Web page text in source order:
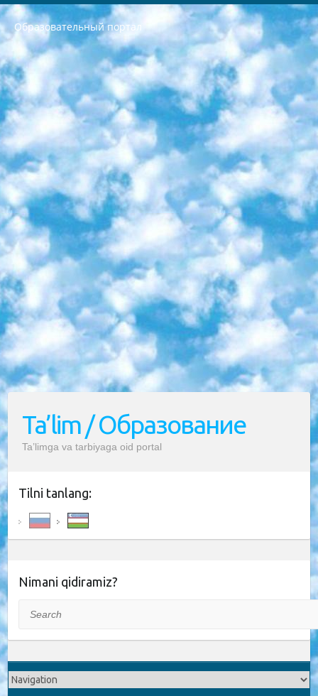
Образовательный портал
РЕСПУБЛИКА УЗБЕКИСТАН МИНИСТРЕРСТВО ДОШКОЛЬНОГО И ШКОЛЬНОГО ОБРАЗОВАНИЯ КОМАНДА в общеобразовательных учреждениях в 2023-2024 учебном году организация и проведение итоговой государственной аттестации обучающихся о Министра дошкольного и школьного образования Республики Узбекистан от 4 марта 2008 года (постановлением Минюста от 20 марта 2008 года № 1778 государственной регистрации) «Итоговое состояние учащихся общего среднего образования на основании положения об утверждении положения об аттестации общего среднего образования выпускной экзамен студентов в образовательных учреждениях в 2023-2024 учебном году В целях организации и прохождения аттестации приказываю: 1. Следующее: перечень предметов, по которым будет проводиться итоговая государственная аттестация и экзамен формы перевода согласно приложению 1; сертификаты международного образца, оценивающие уровень владения иностранными языками перечень согласно приложению 2; 2. Педагогический при специализированных образовательных учреждениях. научно-практический центр квалификации и международной оценки (Д.Давидова) 2024 г. До 25 марта: задания по предметам, по которым будет проводиться итоговая аттестация разработка и утверждение технических условий; итоговая аттестация на основании разработанного предметного задания разработка вопросов по предметам (устно и письменно), экзамен передача; общеобразовательные средние школы и специальные учебные заведения учащиеся выпускных классов школ и интернатов в агентской системе подготовка базы данных экзаменационных материалов и критериев оценки; перевод базы экзаменационных материалов на все языки обучения подать в Республиканский образовательный центр для изготовления; варианты экзаменов на основе разработанных контрольных материалов пусть будут поставлены задачи формирования. 3. Республиканский образовательный центр (Ш.Худайкулов) до 5 апреля 2024 года. до: база данных предоставленных экзаменационных материалов на все языки обучения перевод и экспертиза; для слепых, слабовидящих, глухих, слабослышащих и умственно отсталых детей учащиеся выпускных классов специализированных школ и школ-интернатов база данных экзаменационных материалов на всех преподаваемых языках подготовка критериев оценки; специализированные школы для умственно отсталых детей и технологии для учащихся выпускных классов школ-интернатов разработка соответствующих рекомендаций и критериев проведения ЕГЭ по естествознанию давать задания. 4. Педагогический при специализированных образовательных учреждениях. Научно-практический центр навыков и международной оценки (Д.Давидова), Республика образовательный центр (Худайкулов Ш.) итоговый государственный аттестационный экзамен ориентирован на творческое и логическое мышление при подготовке базы материалов учитывать введение заданий. 5. Следует отметить, что: сертификат государственного образца о знании общеобразовательного предмета и как минимум национальный уровень B1 по предметам на иностранных языках, указанным в Приложении 2. или международно признанный сертификат эквивалентного уровня студенты, изучающие определенный предмет, освобождаются от экзамена; по соответствующим предметам запланирована итоговая государственная аттестация за день до дня, путем жеребьевки Рабочей группой (в письменной форме по предметам, проводимым в форме) из числа сформированных вариантов выбрано 2 варианта; 2 выбранных варианта экзамена анонсированы на официальном сайте министерства и все выпускники по всей стране на основе этих вариантов проводит итоговую государственную аттестацию. 6. Государственное образование учащихся средних общеобразовательных учреждений. знания в соответствии с квалификационными требованиями, которые необходимо приобрести на основании стандартов итоговый (выпускной) контроль для 9 и 11 классов в целях тестирования Экзамены (далее – экзамены) состоят из предметов, перечисленных в приложении 1. будет сделано. 7. Экзамены пройдут с 26 мая по 15 июня 2024 г. (кроме науки физического воспитания). 8. Физическая для учащихся 9 классов общесредних образовательных учреждений. Экзамены по предмету «Образование, квалификация медицина» 1-6 мая 2024 года. сотрудники перевести под присмотр (с отклонениями в физическом или умственном развитии) специализированная школа для детей, школы-интернаты и со сколиозом школы-интернаты санаторного типа для больных детей исключены). 9. Он был слепым, слабовидящим и имел нарушения опорно-двигательного аппарата. экзамены в специализированных школах и интернатах для детей должны проводиться исходя из требований, предъявляемых к общеобразовательным учреждениям (физкультура кроме науки). 10. Специализированная школа для глухих и слабослышащих детей. и экзамены в интернатах и быть реализован в виде письменного теста по математике. 11. Специальность для умственно отсталых детей. Для 9 класса Родной язык и литературное письмо Государственный язык (язык обучения – узбекский). для неклассов) написано Математическое письмо Письменная/устная история Узбекистана Физическое воспитание практично Итоговый контроль Для 11 класса Написание родного языка и литературы (эссе) Математическое письмо Узбекский язык (обучение на узбекском языке) не посещающее общее среднее образование для учреждений)/Образовательное учреждение выбор письменный и устный Иностранный язык письменный/устный Письменная/устная история Узбекистана *По выбору студента:  Химия  Физика  Основы государственного права  География 10 бесплатных образовательных ресурсов - Мы составили подборку онлайн-проектов с интерактивными упражнениями, видеолекциями и статьями. Они помогут вам обрести новые и освежить старые знания бесплатно. 1. «ИНТУИТ» Старейшая образовательная площадка Рунета. Здесь вы найдёте сотни текстовых и видеокурсов на десятки различных тем — от программирования до психологии. Многие курсы подготовлены российскими университетами и крупными международными компаниями вроде Intel и Microsoft. Самостоятельное обучение бесплатное, но желающие могут оплатить услуги персональных наставников. 2. «Смартия» знакомит с актуальными профессиями и подсказывает, как им обучаться. Выбрав заинтересовавшую вас специальность — SMM-специалист, фотограф, веб-дизайнер или другую, — увидите список необходимых для неё умений. Чтобы вы могли освоить их самостоятельно, для каждого умения площадка отображает подборку ссылок на учебные материалы. Хотя «Смартия» ориентируется на русскоязычную аудиторию, часть контента всё же доступна только на английском. 3. «Лекторий Физтеха» Проект Московского физико-технического института (Физтеха). С его помощью вы можете смотреть онлайн серии лекций, записанные на видео в этом вузе. В числе доступных предметов — физика, биология, химия, информационные технологии и другие. К некоторым лекциям администрация ресурса прилагает готовые конспекты, которые можно скачивать в PDF-формате. 4. ITMOcourses Онлайн-площадка Санкт-Петербургского национального исследовательского университета информационных технологий, механики и оптики (ИТМО). Ресурс предоставляет свободный доступ к курсам, разработанным в этом вузе. Каталог материалов разбит на четыре категории: «Оптические системы и технологии», «Приборостроение и робототехника», «Информационные технологии» и «Биотехнологии». Курсы состоят из видеолекций, интерактивных демонстраций и заданий. 5. «КиберЛенинка» Электронная научная библиотека открытого доступа. Каталог площадки регулярно обрастает текстами статей из различных научных изданий. Сгруппированные по журналам и рубрикам публикации можно читать онлайн или скачивать целиком в PDF-формате. Проект нацелен на популяризацию науки за счёт открытого доступа к качественной информации. 6. «ПостНаука» На этом ресурсе публикуют подборки видеолекций, составленные экспертами из разных отраслей и объединённые общими темами. Среди них, к примеру, есть серии «Биоинформатика и геномика», «Культура средневековой Скандинавии» и Cinema Studies о теории кино. Каждая подборка лекций — логически связанная история, рассказанная экспертом от первого лица. Кроме того, на сайте появляются научно-образовательные статьи и тесты на разные темы. 7. «Newочём» Команда проекта «Newочём» отбирает самые интересные тексты из англоязычных СМИ и переводит те из них, за которые голосуют участники сообщества «ВКонтакте». По большей части это научно-популярные статьи. Редакторы придумывают лишь заголовки, в остальном содержание переводов соответствует оригиналам. Полные тексты можно читать прямо в социальной сети. 8. InternetUrok Онлайн-база материалов по основным дисциплинам школьной программы. Информация на сайте структурирована по классам, предметам и темам (урокам). Каждый урок состоит из видеолекций и конспектов. Есть также интерактивные тренажёры и тесты для закрепления пройденного материала. Даже если вы давно окончили школу, возможность повторить программу старших классов всегда может пригодиться. 9. Edutainme Ещё один ресурс об образовании. В отличие от Newtonew, как мне кажется, Edutainme больше ориентируется на представителей индустрии: педагогов, предпринимателей, разработчиков образовательных проектов. Но и любой, кто просто стремится к саморазвитию, найдёт на сайте много полезного и интересного для себя. Например, информацию о новых курсах и образовательных сервисах. 10. Newtonew Онлайн-медиа об образовании и обучении в широком смысле. Авторы Newtonew пишут об инструментах, заведениях, тактиках и стратегиях, которые помогают учить других и получать новые знания самостоятельно. На этой площадке вы найдёте новости, обзоры, аналитические мат
Ta’lim / Образование
Ta’limga va tarbiyaga oid portal
Tilni tanlang:
Nimani qidiramiz?